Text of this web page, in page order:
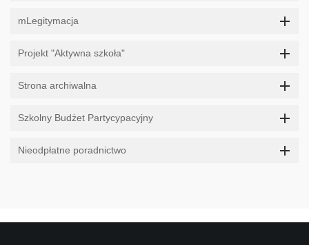
mLegitymacja
Projekt "Aktywna szkoła"
Strona archiwalna
Szkolny Budżet Partycypacyjny
Nieodpłatne poradnictwo